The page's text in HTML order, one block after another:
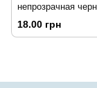
непрозрачная
18.00 грн